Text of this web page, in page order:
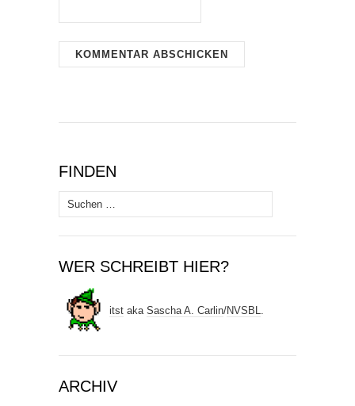
FINDEN
Suchen
nach:
WER SCHREIBT HIER?
itst aka Sascha A. Carlin/NVSBL.
ARCHIV